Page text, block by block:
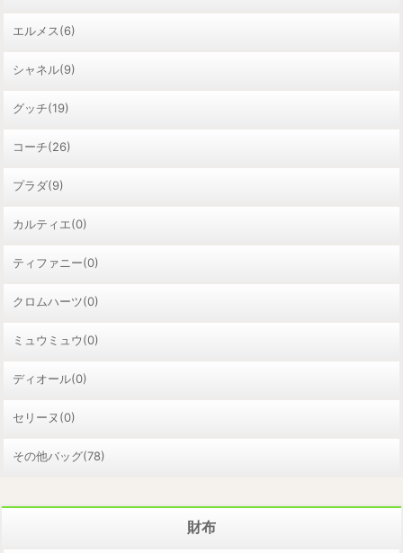
エルメス(6)
シャネル(9)
グッチ(19)
コーチ(26)
プラダ(9)
カルティエ(0)
ティファニー(0)
クロムハーツ(0)
ミュウミュウ(0)
ディオール(0)
セリーヌ(0)
その他バッグ(78)
財布